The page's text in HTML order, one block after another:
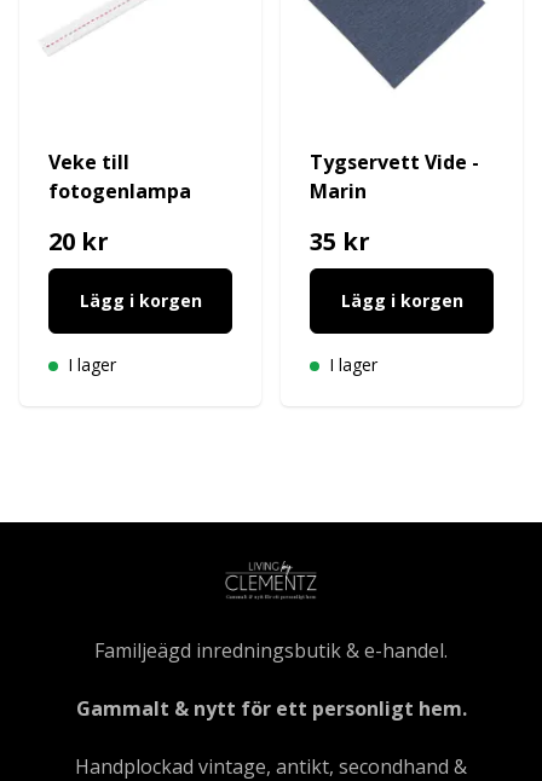
Veke till
fotogenlampa
20 kr
Lägg i korgen
I lager
Tygservett Vide -
Marin
35 kr
Lägg i korgen
I lager
Familjeägd inredningsbutik & e-handel.
Gammalt & nytt för ett personligt hem.
Handplockad vintage, antikt, secondhand &